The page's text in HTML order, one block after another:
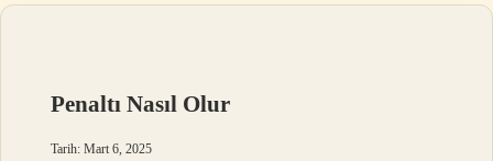
Penaltı Nasıl Olur
Tarih: Mart 6, 2025